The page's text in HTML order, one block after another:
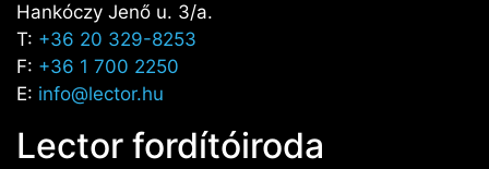
Hankóczy Jenő u. 3/a.
T: +36 20 329-8253
F: +36 1 700 2250
E: info@lector.hu
Lector fordítóiroda